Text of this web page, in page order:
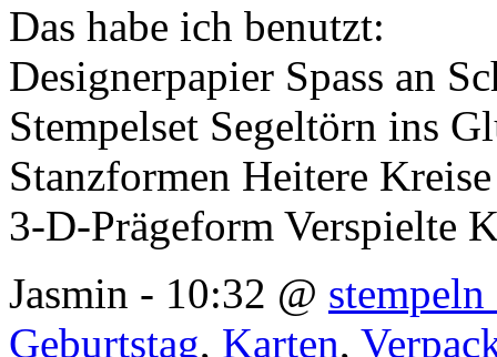
Das habe ich benutzt:
Designerpapier Spass an
Stempelset Segeltörn ins
Stanzformen Heitere Kreise
3-D-Prägeform Verspielte
Jasmin - 10:32 @
Geburtstag, Karten,